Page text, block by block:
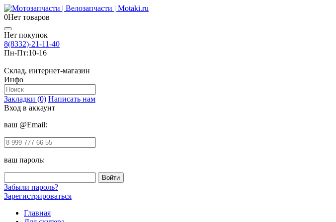
0Нет товаров
Нет покупок
8(8332)-21-11-40
Пн-Пт:10-16
Склад, интернет-магазин
Инфо
Закладки (0) Написать нам
Вход в аккаунт
ваш @Email:
ваш пароль:
Забыли пароль?
Зарегистрироваться
Главная